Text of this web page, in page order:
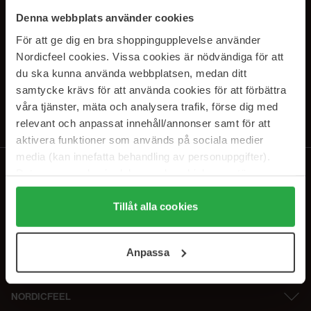
Denna webbplats använder cookies
För att ge dig en bra shoppingupplevelse använder
Nordicfeel cookies. Vissa cookies är nödvändiga för att
du ska kunna använda webbplatsen, medan ditt
samtycke krävs för att använda cookies för att förbättra
våra tjänster, mäta och analysera trafik, förse dig med
relevant och anpassat innehåll/annonser samt för att
aktivera funktioner som används på sociala medier
media (kan innefatta behandling av personuppgifter).
Genom att trycka på "Tillåt alla cookies" accepterar du
alla cookies, medan du under "Detaljer" kan anpassa
användningen av cookies. Du kan när som helst återkalla
samt vår Integritetspolicy.
Tillåt alla cookies
Anpassa
SUBSCRIBE TO OUR
NEWSLETTER
E-postadresse
Ved å abonnere godtar du vårpersonvernerklæring. Du kan melde deg
NORDICFEEL